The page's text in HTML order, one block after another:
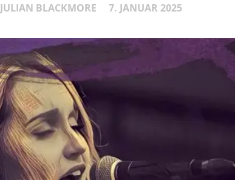
JULIAN BLACKMORE 7. JANUAR 2025